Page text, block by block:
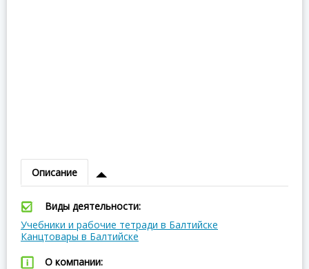
Описание
Виды деятельности:
Учебники и рабочие тетради в Балтийске
Канцтовары в Балтийске
О компании: